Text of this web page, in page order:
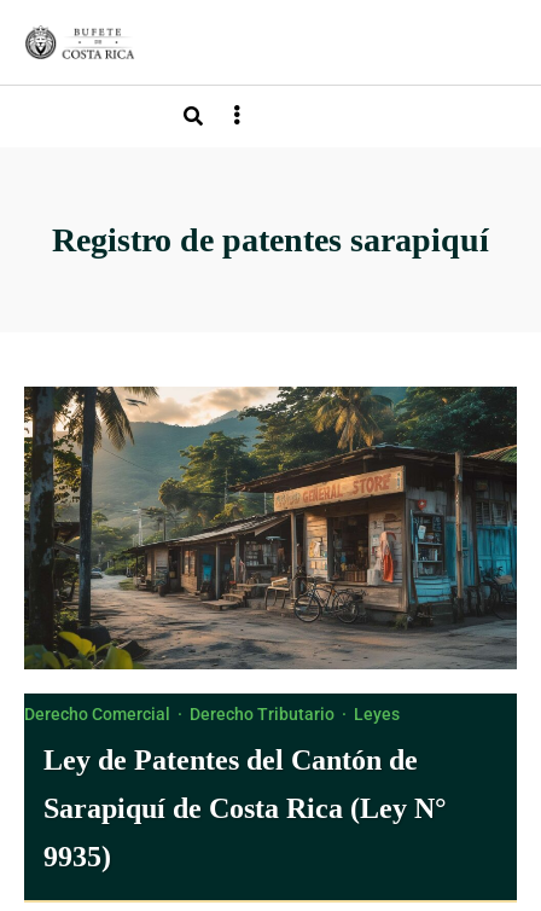
Registro de patentes sarapiquí
Derecho Comercial · Derecho Tributario · Leyes
Ley de Patentes del Cantón de
Sarapiquí de Costa Rica (Ley N°
9935)